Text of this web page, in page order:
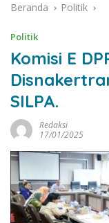
Beranda Politik
Politik
Komisi E
SILPA.
Redaksi
17/01/2025